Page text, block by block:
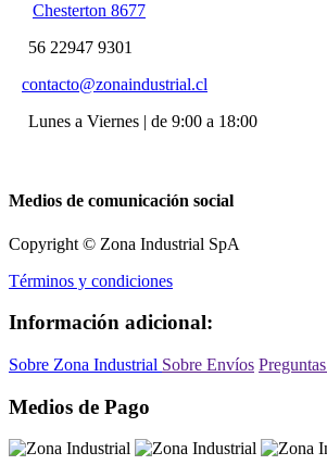
Chesterton 8677
56 22947 9301
contacto@zonaindustrial.cl
Lunes a Viernes | de 9:00 a 18:00
Medios de comunicación social
Copyright © Zona Industrial SpA
Términos y condiciones
Información adicional:
Sobre Zona Industrial Sobre Envíos
Medios de Pago